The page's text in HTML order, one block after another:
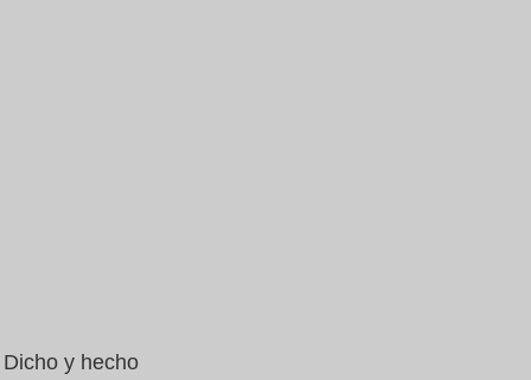
Dicho y hecho